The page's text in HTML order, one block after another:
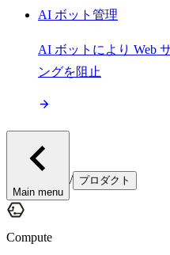
AI ボット管理
AI ボットにより Web
ングを阻止
Main menu
/ プロダクト
Compute